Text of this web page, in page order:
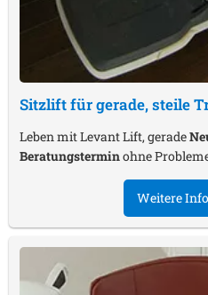
Sitzlift für gerade, steile
Leben mit Levant Lift, gerade
Beratungsterminohne
Weitere